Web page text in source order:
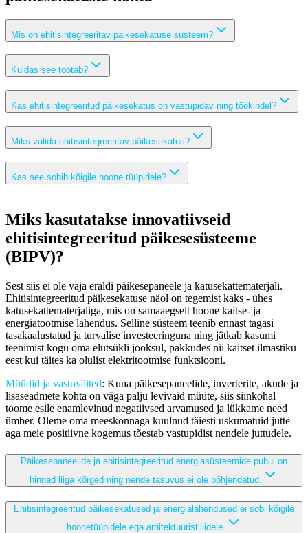
Mis on ehitisintegreeritav päikesekatuse süsteem?
Kuidas see töötab?
Kas ehitisintegreeritud päikesekatus on vastupidav ning töökindel?
Miks valida ehitisintegreeritav päikesekatus?
Kas see sobib kõigile hoone tüüpidele?
Miks kasutatakse innovatiivseid
ehitisintegreeritud päikesesüsteeme
(BIPV)?
Sest siis ei ole vaja eraldi päikesepaneele ja katusekattematerjali.
Ehitisintegreeritud päikesekatuse näol on tegemist kaks - ühes
katusekattematerjaliga, mis on samaaegselt hoone kaitse- ja
energiatootmise lahendus. Selline süsteem teenib ennast tagasi
tasakaalustatud ja turvalise investeeringuna ning jätkab kasumi
teenimist kogu oma elutsükli jooksul, pakkudes nii kaitset ilmastiku
eest kui täites ka olulist elektritootmise funktsiooni.
Müüdid ja vastuväited: Kuna päikesepaneelide, inverterite, akude ja
lisaseadmete kohta on väga palju levivaid müüte, siis siinkohal
toome esile enamlevinud negatiivsed arvamused ja lükkame need
ümber. Oleme oma meeskonnaga kuulnud täiesti uskumatuid jutte
aga meie positiivne kogemus tõestab vastupidist nendele juttudele.
Päikesepaneelide ja ehitisintegreeritud energiasüsteemide puhul on
hinnad liiga kõrged ning nende tasuvus ei ole põhjendatud.
Ehitisintegreeritud päikesekatused ja energialahendused ei sobi kõigile
hoonetüüpidele ega arhitektuuristiilidele.